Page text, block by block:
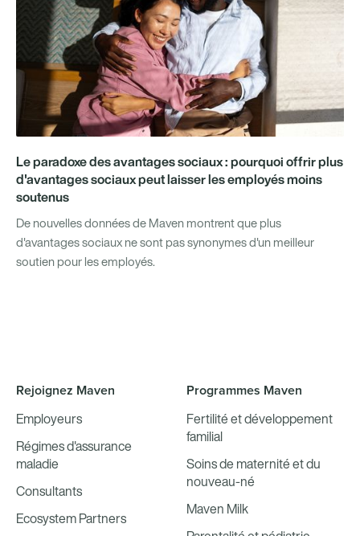
Le paradoxe des avantages sociaux : pourquoi offrir plus
d'avantages sociaux peut laisser les employés moins
soutenus
De nouvelles données de Maven montrent que plus
d'avantages sociaux ne sont pas synonymes d'un meilleur
soutien pour les employés.
Rejoignez Maven
Employeurs
Régimes d'assurance
maladie
Consultants
Ecosystem Partners
Programmes Maven
Fertilité et développement
familial
Soins de maternité et du
nouveau-né
Maven Milk